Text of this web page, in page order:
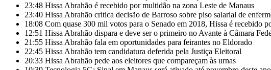
23:48 Hissa Abrahão é recebido por multidão na zona Leste de Manaus
23:40 Hissa Abrahão critica decisão de Barroso sobre piso salarial de
18:08 Com quase 300 mil votos para o Senado em 2018, Hissa é recebido
12:51 Hissa Abrahão dispara e deve ser o primeiro no Avante à Câmara
21:55 Hissa Abrahão fala em oportunidades para feirantes no Eldorado
22:45 Hissa Abrahão tem candidatura deferida pela Justiça Eleitoral
20:33 Hissa Abrahão pede aos eleitores que compareçam às urnas